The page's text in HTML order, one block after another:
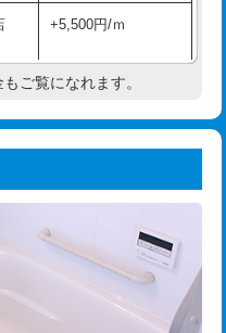
+5,500円/ｍ
現地調査
33,000円
8,800円
ご覧になれます。